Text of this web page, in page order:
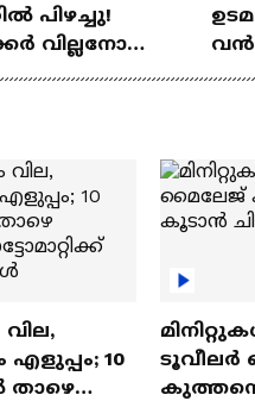
പിഴച്ചു!
വില്ലനോ
|
വന്‍
എളുപ്പം; 10
താഴെ
ടൂവീലർ